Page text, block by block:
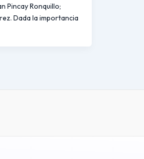
Pincay Ronquillo;
Dada la importancia